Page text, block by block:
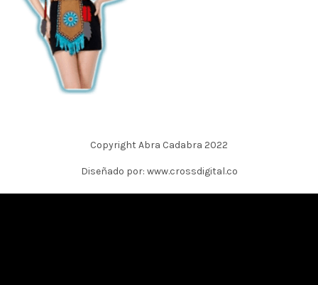
Copyright Abra Cadabra 2022
Diseñado por: www.crossdigital.co